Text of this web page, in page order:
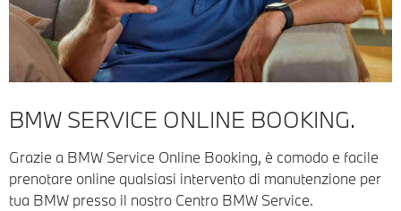
BMW SERVICE ONLINE BOOKING.
Grazie a BMW Service Online Booking, è comodo e facile
prenotare online qualsiasi intervento di manutenzione per
tua BMW presso il nostro Centro BMW Service.